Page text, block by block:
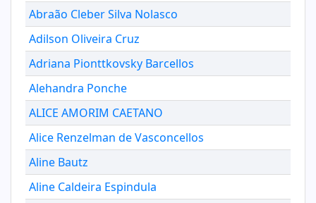
Abraão Cleber Silva Nolasco
Adilson Oliveira Cruz
Adriana Pionttkovsky Barcellos
Alehandra Ponche
ALICE AMORIM CAETANO
Alice Renzelman de Vasconcellos
Aline Bautz
Aline Caldeira Espindula